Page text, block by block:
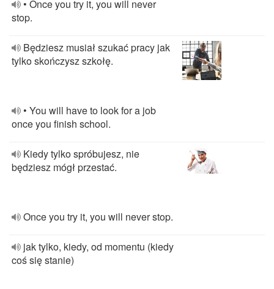
• Once you try it, you will never
stop.
Będziesz musiał szukać pracy jak
tylko skończysz szkołę.
• You will have to look for a job
once you finish school.
Kiedy tylko spróbujesz, nie
będziesz mógł przestać.
Once you try it, you will never stop.
jak tylko, kiedy, od momentu (kiedy
coś się stanie)